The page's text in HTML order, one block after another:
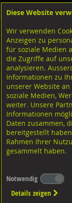
Shop Muttern
Rändelmuttern hohe
Dieser Artikel ist in 6
Artikel-Nr.:
Verpackungs-Einheit:
Diese Website
Wir verwenden
Anzeigen zu
für soziale Medien
die Zugriffe auf
analysieren.
Informationen zu
unserer Website
soziale Medien,
weiter. Unsere
Informationen
Daten zusammen,
bereitgestellt
Rahmen Ihrer
gesammelt haben.
Notwendig
Details zeigen